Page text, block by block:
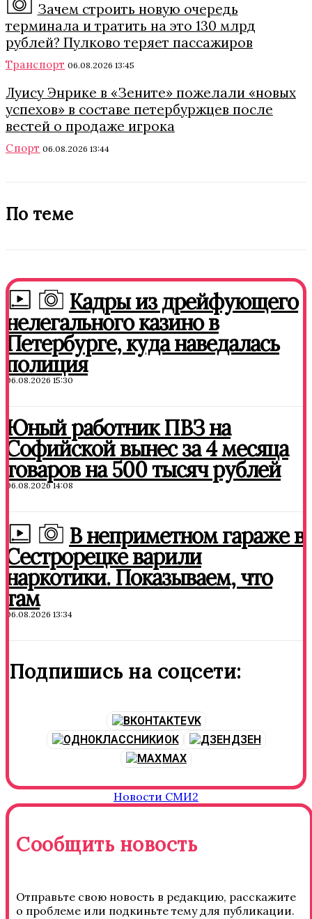
Зачем строить новую очередь
терминала и тратить на это 130 млрд
рублей? Пулково теряет пассажиров
Транспорт 06.08.2026 13:45
Луису Энрике в «Зените» пожелали «новых
успехов» в составе петербуржцев после
вестей о продаже игрока
Спорт 06.08.2026 13:44
По теме
Кадры из дрейфующего
нелегального казино в
Петербурге, куда наведалась
полиция
06.08.2026 15:30
Юный работник ПВЗ на
Софийской вынес за 4 месяца
товаров на 500 тысяч рублей
06.08.2026 14:08
В неприметном гараже в
Сестрорецке варили
наркотики. Показываем, что
там
06.08.2026 13:34
Подпишись на соцсети:
VK
OK
ДЗЕН
MAX
Новости СМИ2
Сообщить новость
Отправьте свою новость в редакцию, расскажите
о проблеме или подкиньте тему для публикации.